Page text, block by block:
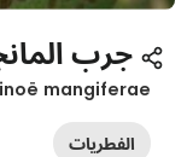
جرب المانجو
Elsinoë
الفطريات